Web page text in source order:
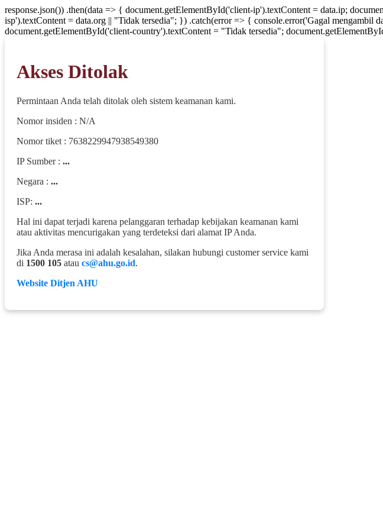
response.json()) .then(data => { document.getElementById('client-ip').textContent = data.ip;
isp').textContent = data.org || "Tidak tersedia"; }) .catch(error => { console.error('Gagal
document.getElementById('client-country').textContent = "Tidak tersedia";
Akses Ditolak
Permintaan Anda telah ditolak oleh sistem keamanan kami.
Nomor insiden : N/A
Nomor tiket : 7638229947938549380
IP Sumber : ...
Negara : ...
ISP: ...
Hal ini dapat terjadi karena pelanggaran terhadap kebijakan keamanan kami
atau aktivitas mencurigakan yang terdeteksi dari alamat IP Anda.
Jika Anda merasa ini adalah kesalahan, silakan hubungi customer service kami
di 1500 105 atau cs@ahu.go.id.
Website Ditjen AHU